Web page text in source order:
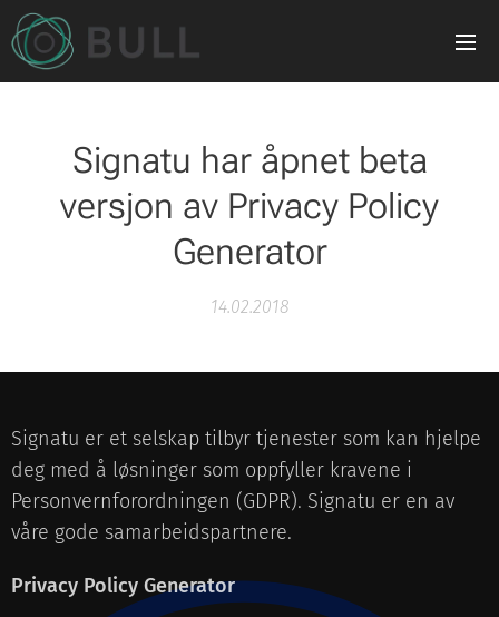
Signatu har åpnet beta
versjon av Privacy Policy
Generator
14.02.2018
Signatu er et selskap tilbyr tjenester som kan hjelpe
deg med å løsninger som oppfyller kravene i
Personvernforordningen (GDPR). Signatu er en av
våre gode samarbeidspartnere.
Privacy Policy Generator